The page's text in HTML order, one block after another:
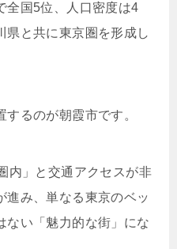
全国5位、人口密度は4
県と共に東京圏を形成し
るのが朝霞市です。
内」と交通アクセスが非
進み、単なる東京のベッ
ない「魅力的な街」にな